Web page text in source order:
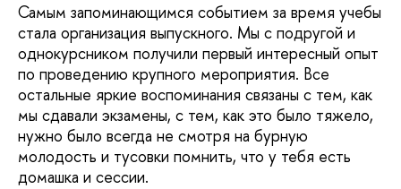
Самым запоминающимся событием за время учебы
стала организация выпускного. Мы с подругой и
однокурсником получили первый интересный опыт
по проведению крупного мероприятия. Все
остальные яркие воспоминания связаны с тем, как
мы сдавали экзамены, с тем, как это было тяжело,
нужно было всегда не смотря на бурную
молодость и тусовки помнить, что у тебя есть
домашка и сессии.